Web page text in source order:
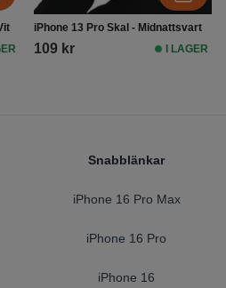
iPhone 13 Pro Skal - Midnattsvart
109 kr I LAGER
Snabblänkar
iPhone 16 Pro Max
iPhone 16 Pro
iPhone 16